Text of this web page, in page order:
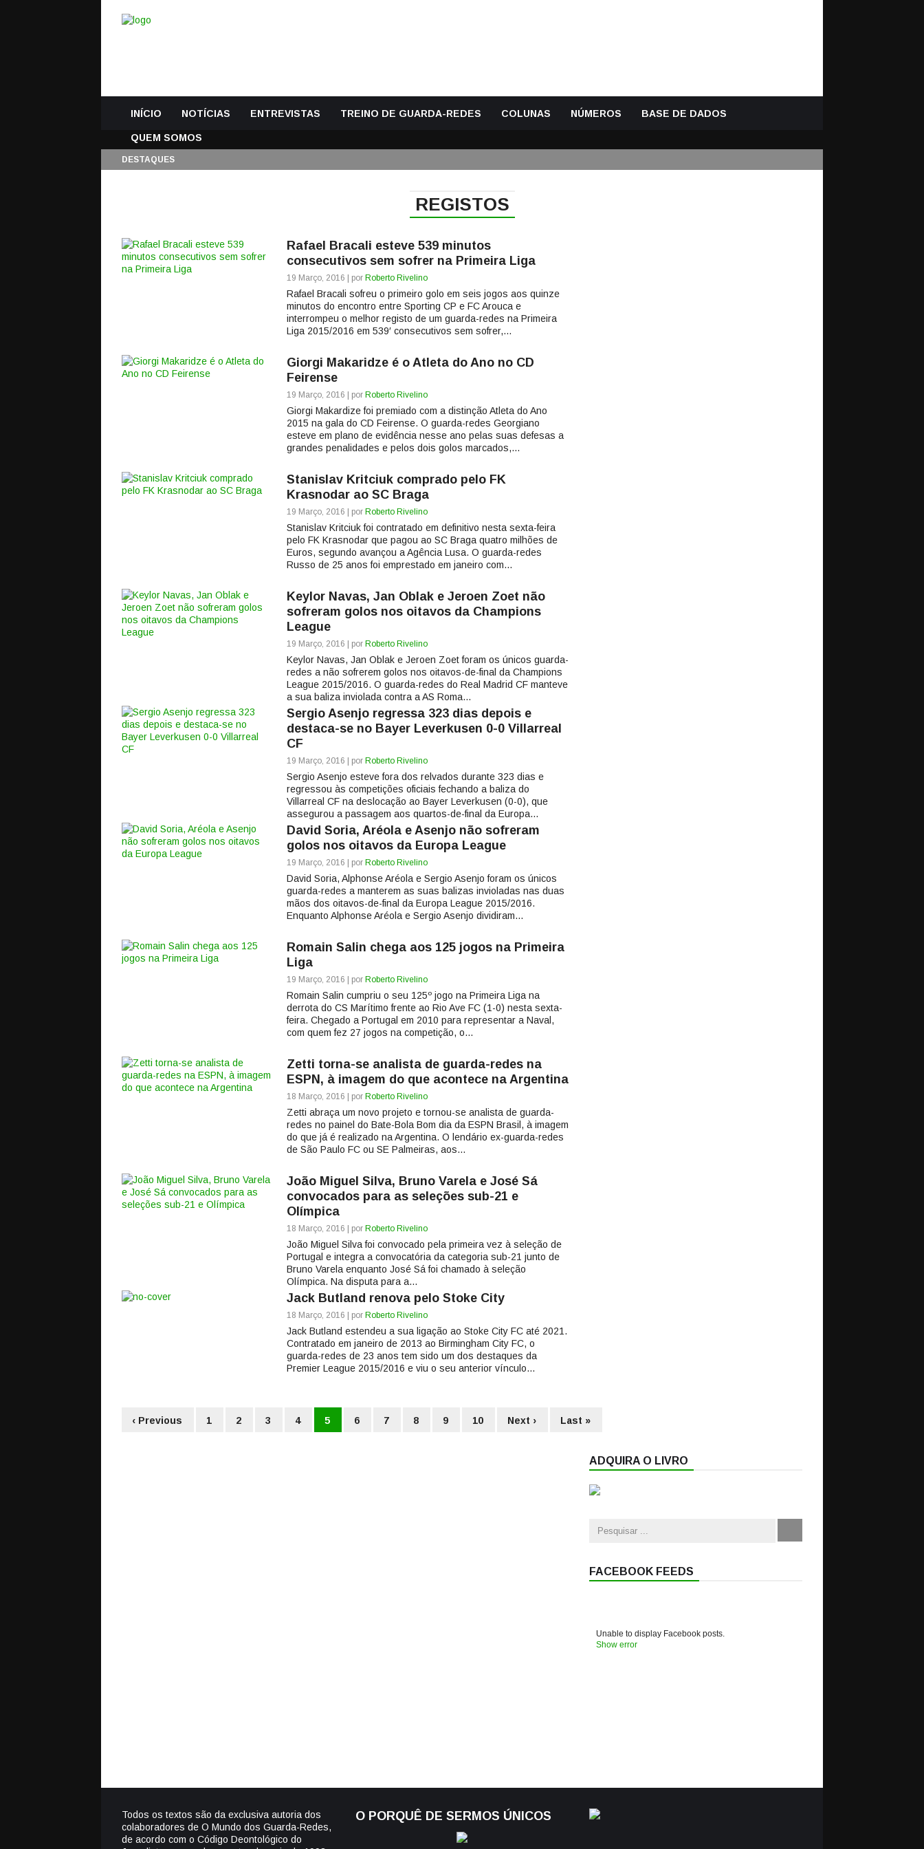
INÍCIO NOTÍCIAS ENTREVISTAS TREINO DE GUARDA-REDES COLUNAS NÚMEROS BASE DE DADOS
QUEM SOMOS
DESTAQUES
REGISTOS
Rafael Bracali esteve 539 minutos
consecutivos sem sofrer na Primeira Liga
19 Março, 2016 | por Roberto Rivelino
Rafael Bracali sofreu o primeiro golo em seis jogos aos quinze
minutos do encontro entre Sporting CP e FC Arouca e
interrompeu o melhor registo de um guarda-redes na Primeira
Liga 2015/2016 em 539′ consecutivos sem sofrer,...
Giorgi Makaridze é o Atleta do Ano no CD
Feirense
19 Março, 2016 | por Roberto Rivelino
Giorgi Makardize foi premiado com a distinção Atleta do Ano
2015 na gala do CD Feirense. O guarda-redes Georgiano
esteve em plano de evidência nesse ano pelas suas defesas a
grandes penalidades e pelos dois golos marcados,...
Stanislav Kritciuk comprado pelo FK
Krasnodar ao SC Braga
19 Março, 2016 | por Roberto Rivelino
Stanislav Kritciuk foi contratado em definitivo nesta sexta-feira
pelo FK Krasnodar que pagou ao SC Braga quatro milhões de
Euros, segundo avançou a Agência Lusa. O guarda-redes
Russo de 25 anos foi emprestado em janeiro com...
Keylor Navas, Jan Oblak e Jeroen Zoet não
sofreram golos nos oitavos da Champions
League
19 Março, 2016 | por Roberto Rivelino
Keylor Navas, Jan Oblak e Jeroen Zoet foram os únicos guarda-
redes a não sofrerem golos nos oitavos-de-final da Champions
League 2015/2016. O guarda-redes do Real Madrid CF manteve
a sua baliza inviolada contra a AS Roma...
Sergio Asenjo regressa 323 dias depois e
destaca-se no Bayer Leverkusen 0-0 Villarreal
CF
19 Março, 2016 | por Roberto Rivelino
Sergio Asenjo esteve fora dos relvados durante 323 dias e
regressou às competições oficiais fechando a baliza do
Villarreal CF na deslocação ao Bayer Leverkusen (0-0), que
assegurou a passagem aos quartos-de-final da Europa...
David Soria, Aréola e Asenjo não sofreram
golos nos oitavos da Europa League
19 Março, 2016 | por Roberto Rivelino
David Soria, Alphonse Aréola e Sergio Asenjo foram os únicos
guarda-redes a manterem as suas balizas invioladas nas duas
mãos dos oitavos-de-final da Europa League 2015/2016.
Enquanto Alphonse Aréola e Sergio Asenjo dividiram...
Romain Salin chega aos 125 jogos na Primeira
Liga
19 Março, 2016 | por Roberto Rivelino
Romain Salin cumpriu o seu 125º jogo na Primeira Liga na
derrota do CS Marítimo frente ao Rio Ave FC (1-0) nesta sexta-
feira. Chegado a Portugal em 2010 para representar a Naval,
com quem fez 27 jogos na competição, o...
Zetti torna-se analista de guarda-redes na
ESPN, à imagem do que acontece na Argentina
18 Março, 2016 | por Roberto Rivelino
Zetti abraça um novo projeto e tornou-se analista de guarda-
redes no painel do Bate-Bola Bom dia da ESPN Brasil, à imagem
do que já é realizado na Argentina. O lendário ex-guarda-redes
de São Paulo FC ou SE Palmeiras, aos...
João Miguel Silva, Bruno Varela e José Sá
convocados para as seleções sub-21 e
Olímpica
18 Março, 2016 | por Roberto Rivelino
João Miguel Silva foi convocado pela primeira vez à seleção de
Portugal e integra a convocatória da categoria sub-21 junto de
Bruno Varela enquanto José Sá foi chamado à seleção
Olímpica. Na disputa para a...
Jack Butland renova pelo Stoke City
18 Março, 2016 | por Roberto Rivelino
Jack Butland estendeu a sua ligação ao Stoke City FC até 2021.
Contratado em janeiro de 2013 ao Birmingham City FC, o
guarda-redes de 23 anos tem sido um dos destaques da
Premier League 2015/2016 e viu o seu anterior vínculo...
‹ Previous 1 2 3 4 5 6 7 8 9 10 Next › Last »
ADQUIRA O LIVRO
FACEBOOK FEEDS
Unable to display Facebook posts.
Show error
Todos os textos são da exclusiva autoria dos
colaboradores de O Mundo dos Guarda-Redes,
de acordo com o Código Deontológico do
O PORQUÊ DE SERMOS ÚNICOS